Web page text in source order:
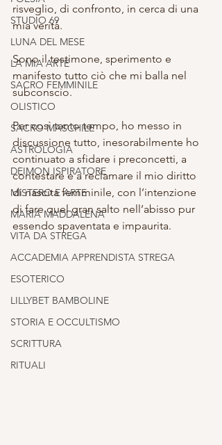
STUDIO 69
LUNA DEL MESE
LA MIA ARTE
SACRO FEMMINILE
OLISTICO
SACRO MASCHILE
ASTROLOGIA
DEIMON ISPIRATORE
MISTERO E ARTE
MARIA MADDALENA
VITA DA STREGA
ACCADEMIA APPRENDISTA STREGA
ESOTERICO
LILLYBET BAMBOLINE
STORIA E OCCULTISMO
SCRITTURA
RITUALI
risveglio, di confronto, in cerca di una
mia verità.
Sono il testimone, sperimento e
manifesto tutto ciò che mi balla nel
subconscio.
Per così tanto tempo, ho messo in
discussione tutto, inesorabilmente ho
continuato a sfidare i preconcetti, a
contestare e a reclamare il mio diritto
di nascita femminile, con l’intenzione
di fare quel gran salto nell’abisso pur
essendo spaventata e impaurita.